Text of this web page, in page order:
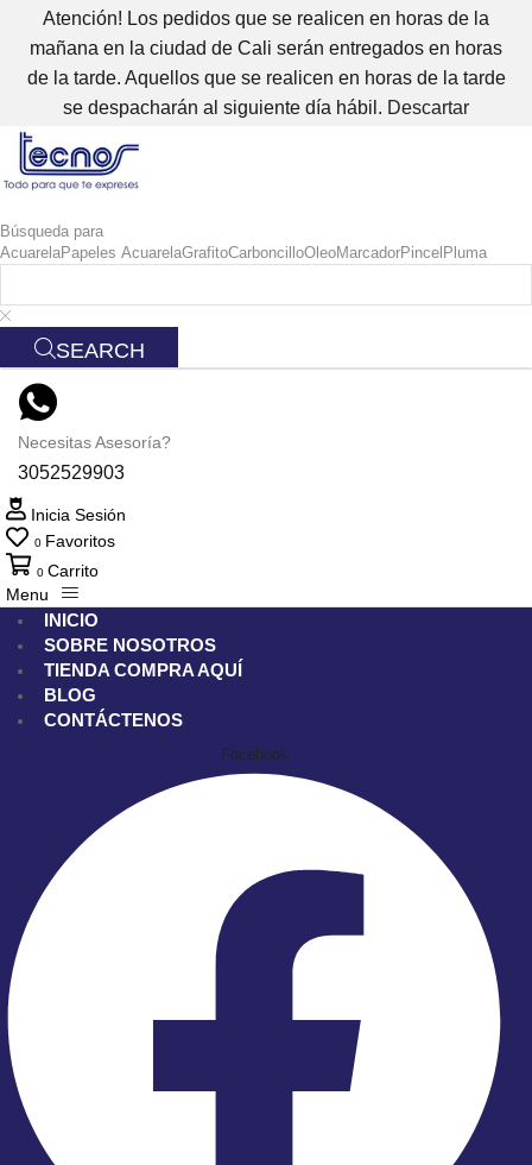
Atención! Los pedidos que se realicen en horas de la
mañana en la ciudad de Cali serán entregados en horas
de la tarde. Aquellos que se realicen en horas de la tarde
se despacharán al siguiente día hábil. Descartar
Búsqueda para
AcuarelaPapeles AcuarelaGrafitoCarboncilloOleoMarcadorPincel Pluma
SEARCH
Necesitas Asesoría?
3052529903
Inicia Sesión
0 Favoritos
0 Carrito
Menu
INICIO
SOBRE NOSOTROS
TIENDA COMPRA AQUÍ
BLOG
CONTÁCTENOS
Facebook